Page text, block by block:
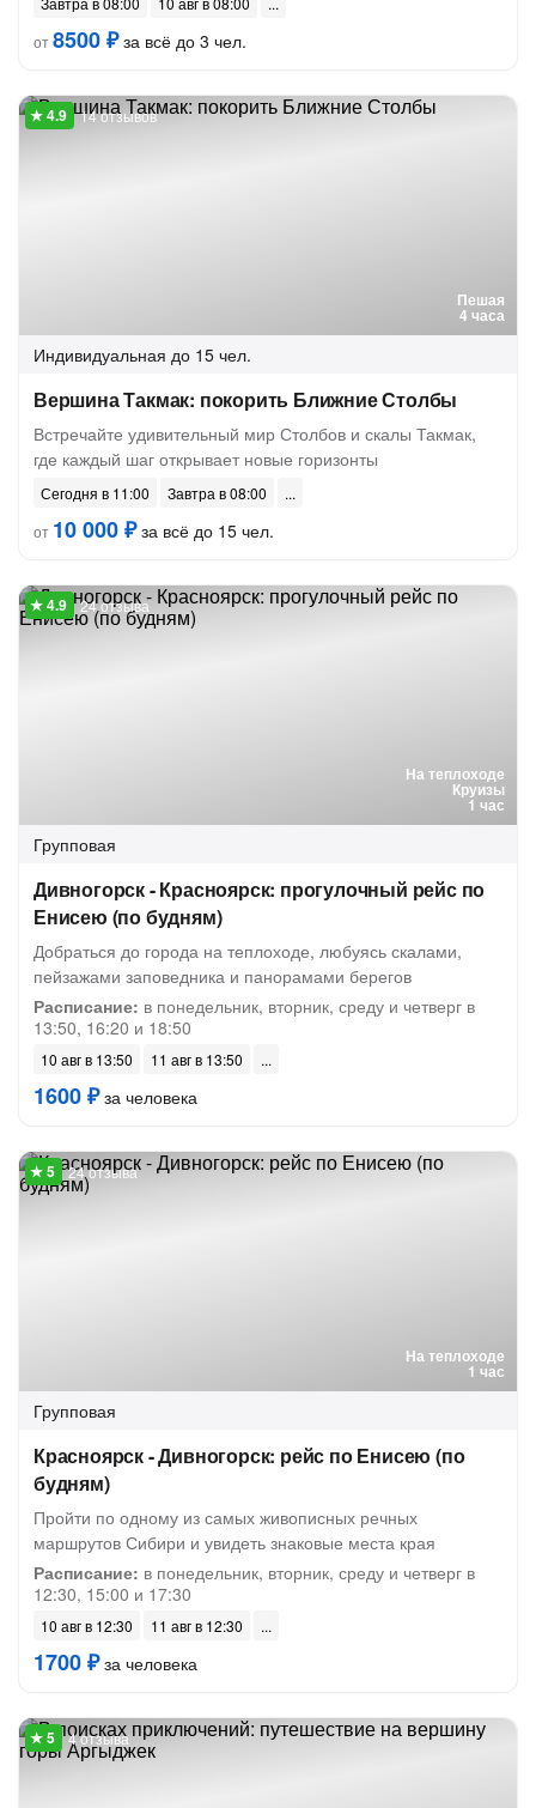
от8500 ₽за всё до 3 чел.
Пешая
4 часа
14 отзывов
Индивидуальная до 15 чел.
Вершина Такмак: покорить Ближние Столбы
Встречайте удивительный мир Столбов и скалы Такмак,
где каждый шаг открывает новые горизонты
Сегодня в 11:00
Завтра в 08:00
от 10 000 ₽за всё до 15 чел.
На теплоходе
Круизы
1 час
24 отзыва
Групповая
Дивногорск - Красноярск: прогулочный рейс по
Енисею (по будням)
Добраться до города на теплоходе, любуясь скалами,
пейзажами заповедника и панорамами берегов
Расписание: в понедельник, вторник, среду и четверг в
13:50, 16:20 и 18:50
10 авг в 13:50 11 авг в 13:50
1600 ₽за человека
На теплоходе
1 час
24 отзыва
Групповая
Красноярск - Дивногорск: рейс по Енисею (по
будням)
Пройти по одному из самых живописных речных
маршрутов Сибири и увидеть знаковые места края
Расписание: в понедельник, вторник, среду и четверг в
12:30, 15:00 и 17:30
10 авг в 12:30 11 авг в 12:30
1700 ₽за человека
4 отзыва